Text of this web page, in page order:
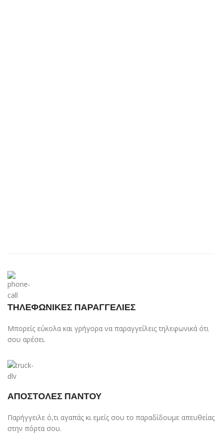
ΤΗΛΕΦΩΝΙΚΕΣ ΠΑΡΑΓΓΕΛΙΕΣ
Μπορείς εύκολα και γρήγορα να παραγγείλεις τηλεφωνικά ότι
σου αρέσει.
ΑΠΟΣΤΟΛΕΣ ΠΑΝΤΟΥ
Παρήγγειλε ό,τι αγαπάς κι εμείς σου το παραδίδουμε απευθείας
στην πόρτα σου.